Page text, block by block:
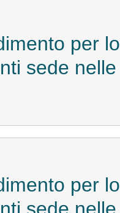
per
sede
per